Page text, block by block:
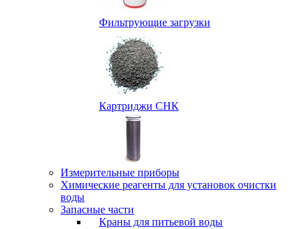
Фильтрующие загрузки
Картриджи СНК
Измерительные приборы
Химические реагенты для установок очистки
воды
Запасные части
Краны для питьевой воды